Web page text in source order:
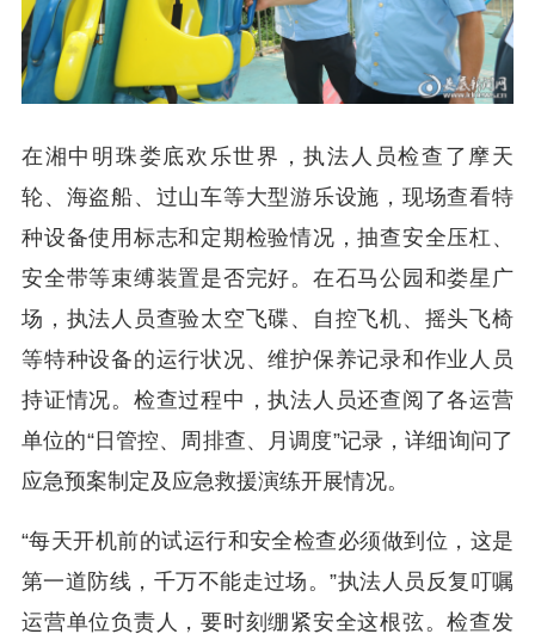
在湘中明珠娄底欢乐世界，执法人员检查了摩天
轮、海盗船、过山车等大型游乐设施，现场查看特
种设备使用标志和定期检验情况，抽查安全压杠、
安全带等束缚装置是否完好。在石马公园和娄星广
场，执法人员查验太空飞碟、自控飞机、摇头飞椅
等特种设备的运行状况、维护保养记录和作业人员
持证情况。检查过程中，执法人员还查阅了各运营
单位的“日管控、周排查、月调度”记录，详细询问了
应急预案制定及应急救援演练开展情况。
“每天开机前的试运行和安全检查必须做到位，这是
第一道防线，千万不能走过场。”执法人员反复叮嘱
运营单位负责人，要时刻绷紧安全这根弦。检查发